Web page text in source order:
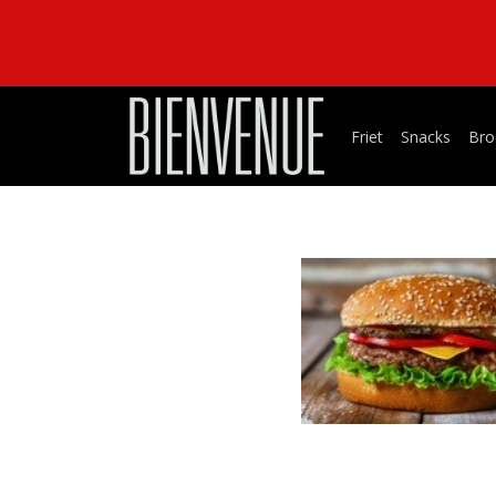
Friet Snacks